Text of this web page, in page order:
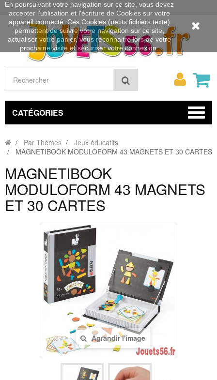
Rechercher
Mon
CATÉGORIES
Par Thèmes
Jeux éducatifs
MAGNETIBOOK MODULOFORM 43 MAGNETS ET 30 CARTES
MAGNETIBOOK
MODULOFORM 43 MAGNETS
ET 30 CARTES
Agrandir l'image
En poursuivant votre navigation sur ce site, vous devez
accepter l’utilisation et l'écriture de Cookies sur votre
appareil connecté. Ces Cookies (petits fichiers texte)
permettent de suivre votre navigation sur ce site,
actualiser votre panier, vous reconnaitre lors de votre
prochaine visite et sécuriser votre connexion.